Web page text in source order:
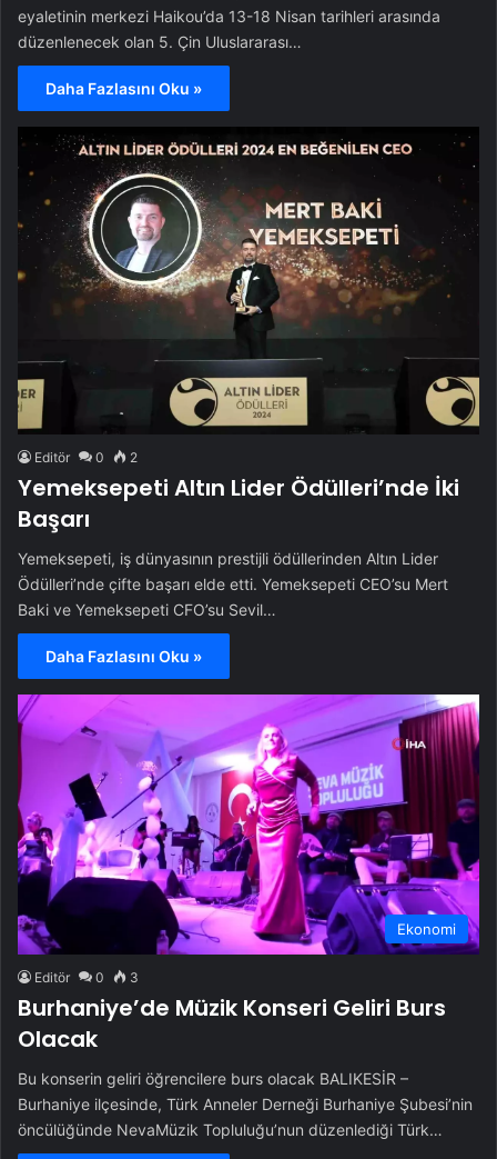
eyaletinin merkezi Haikou’da 13-18 Nisan tarihleri arasında
düzenlenecek olan 5. Çin Uluslararası…
Daha Fazlasını Oku »
Editör 0 2
Yemeksepeti Altın Lider Ödülleri’nde İki
Başarı
Yemeksepeti, iş dünyasının prestijli ödüllerinden Altın Lider
Ödülleri’nde çifte başarı elde etti. Yemeksepeti CEO’su Mert
Baki ve Yemeksepeti CFO’su Sevil…
Daha Fazlasını Oku »
Ekonomi
Editör 0 3
Burhaniye’de Müzik Konseri Geliri Burs
Olacak
Bu konserin geliri öğrencilere burs olacak BALIKESİR –
Burhaniye ilçesinde, Türk Anneler Derneği Burhaniye Şubesi’nin
öncülüğünde NevaMüzik Topluluğu’nun düzenlediği Türk…